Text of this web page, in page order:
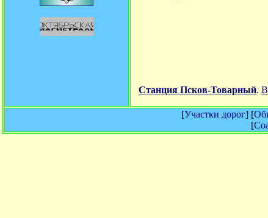
Станция Псков-Товарный. В
[Участки дорог] [
[